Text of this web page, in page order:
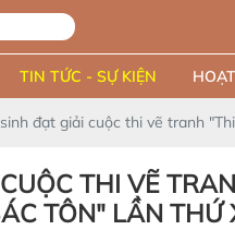
TIN TỨC - SỰ KIỆN
đạt giải cuộc thi vẽ tranh
THI VẼ
TÔN" LẦN THỨ